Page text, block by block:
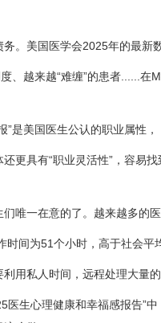
美国医学会2025年的最新
越来越“难缠”的患者......在
美国医生公认的职业属性，
具有“职业灵活性”，容易找
一在意的了。越来越多的医
为51个小时，高于社会平
私人时间，远程处理大量的
生心理健康和幸福感报告”中